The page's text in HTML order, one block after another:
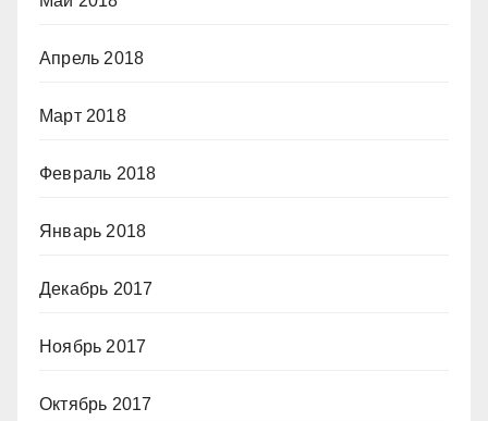
Апрель 2018
Март 2018
Февраль 2018
Январь 2018
Декабрь 2017
Ноябрь 2017
Октябрь 2017